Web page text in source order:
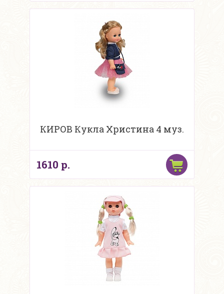
КИРОВ Кукла Христина 4 муз.
1610 р.